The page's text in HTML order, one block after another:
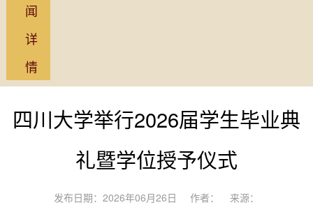
闻
详
情
四川大学举行2026届学生毕业典
礼暨学位授予仪式
发布日期：2026年06月26日 作者： 来源：